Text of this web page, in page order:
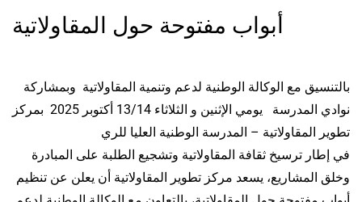
أبواب مفتوحة حول المقاولاتية
بالتنسيق مع الوكالة الوطنية لدعم وتنمية المقاولاتية وبمشاركة
نوادي المدرسة يومي الإثنين و الثلاثاء 13/14 أكتوبر 2025 بمركز
تطوير المقاولاتية – المدرسة الوطنية العليا للري
في إطار ترسيخ ثقافة المقاولاتية وتشجيع الطلبة على المبادرة
وخلق المشاريع، يسعد مركز تطوير المقاولاتية أن يعلن عن تنظيم